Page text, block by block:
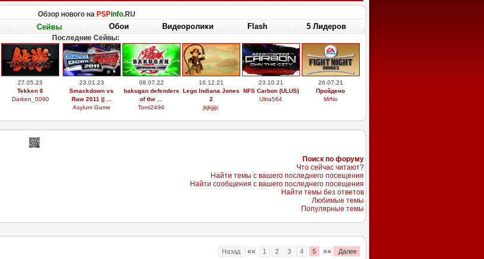
Обзор нового на PSPinfo.RU
Сейвы Обои Видеоролики Flash 5 Лидеров
Последние Сейвы:
27.05.23
Tekken 6
Darken_0090
23.01.23
Smackdown vs
Raw 2011 || ...
Asylum Game
08.07.22
bakugan defenders
of the ...
Tomi2494
16.12.21
Lego Indiana Jones
2
jkjkjjijc
23.10.21
NFS Carbon (ULUS)
Ultra564
26.07.21
Пройдено
MrNo
Поиск по форуму
Что сейчас читают?
Найти темы с вашего последнего посещения
Найти сообщения с вашего последнего посещения
Найти темы без ответов
Любимые темы
Популярные темы
Назад «« 1 2 3 4 5 »» Далее